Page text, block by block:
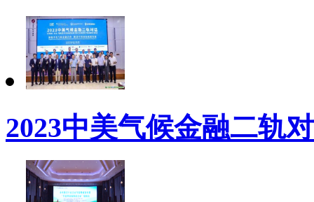
2023中美气候金融二轨